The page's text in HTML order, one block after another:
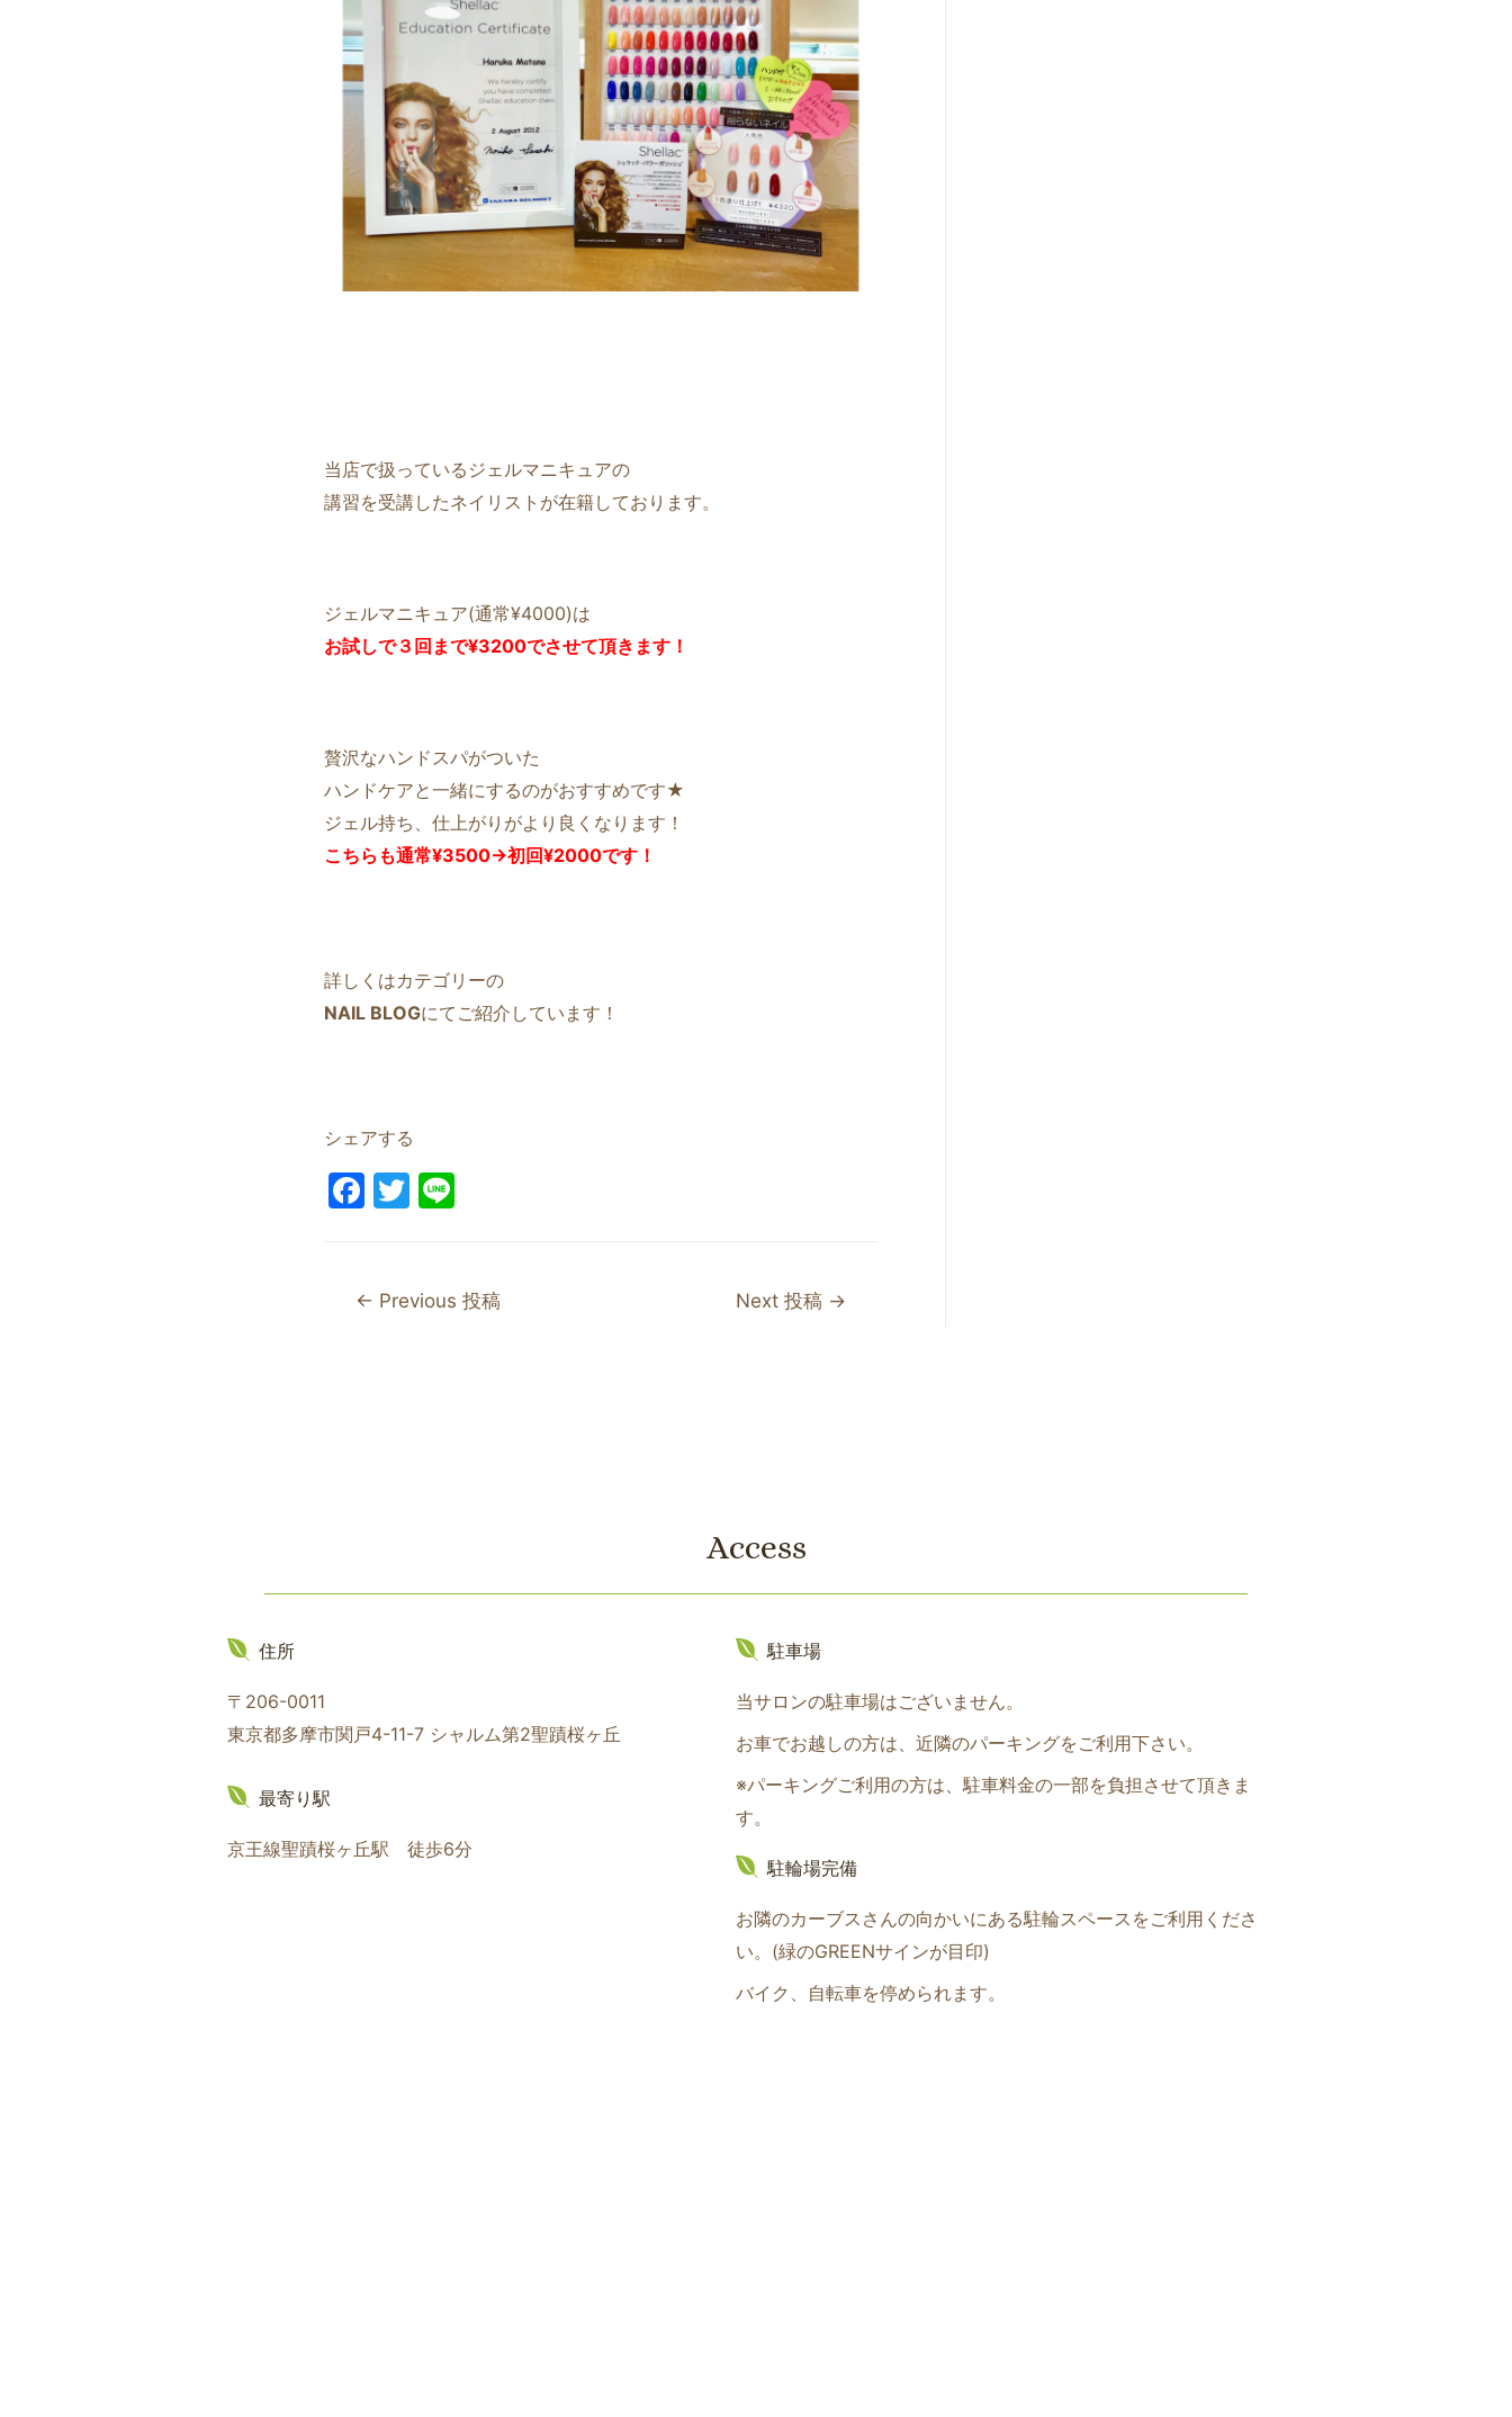
当店で扱っているジェルマニキュアの
講習を受講したネイリストが在籍しております。
ジェルマニキュア(通常¥4000)は
お試しで３回まで¥3200でさせて頂きます！
贅沢なハンドスパがついた
ハンドケアと一緒にするのがおすすめです★
ジェル持ち、仕上がりがより良くなります！
こちらも通常¥3500→初回¥2000です！
詳しくはカテゴリーの
NAIL BLOGにてご紹介しています！
シェアする
F
e
T
er
← Previous 投稿 Next 投稿 →
Access
住所
〒206-0011
東京都多摩市関戸4-11-7 シャルム第2聖蹟桜ヶ丘
最寄り駅
京王線聖蹟桜ヶ丘駅 徒歩6分
駐車場
当サロンの駐車場はございません。
お車でお越しの方は、近隣のパーキングをご利用下さい。
※パーキングご利用の方は、駐車料金の一部を負担させて頂きま
す。
駐輪場完備
お隣のカーブスさんの向かいにある駐輪スペースをご利用くださ
い。(緑のGREENサインが目印)
バイク、自転車を停められます。